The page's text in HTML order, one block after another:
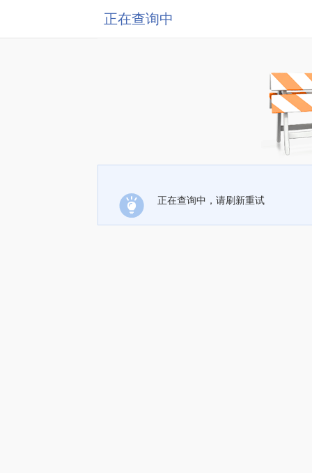
正在查询中
正在查询中，请刷新重试